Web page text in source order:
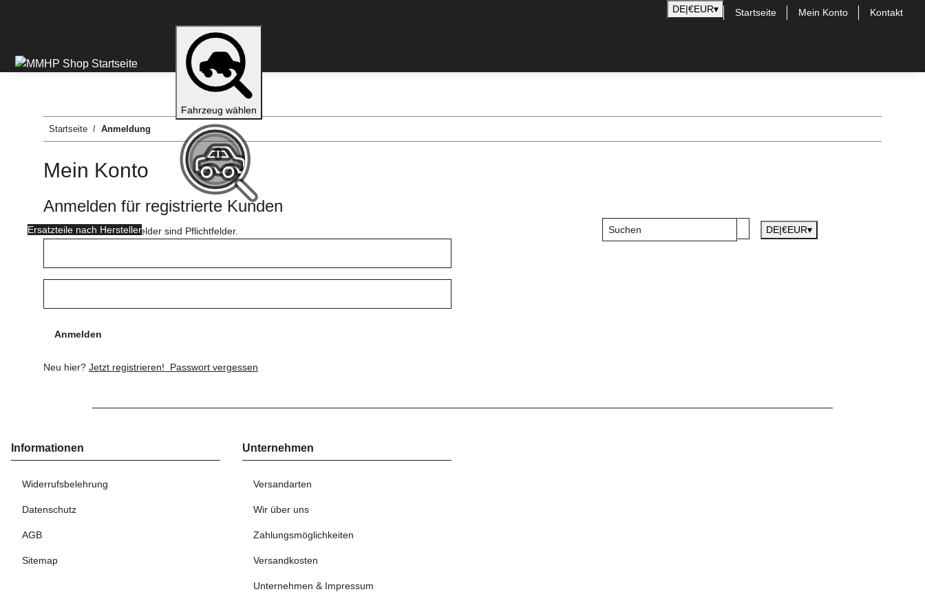
DE|€EUR▾ Startseite Mein Konto Kontakt
Fahrzeug wählen
DE|€EUR▾
Ersatzteile nach Hersteller
Startseite Anmeldung
Mein Konto
Anmelden für registrierte Kunden
Alle mit*markierten Felder sind Pflichtfelder.
Anmelden
Neu hier? Jetzt registrieren! Passwort vergessen
Informationen
Widerrufsbelehrung
Datenschutz
AGB
Sitemap
Unternehmen
Versandarten
Wir über uns
Zahlungsmöglichkeiten
Versandkosten
Unternehmen & Impressum